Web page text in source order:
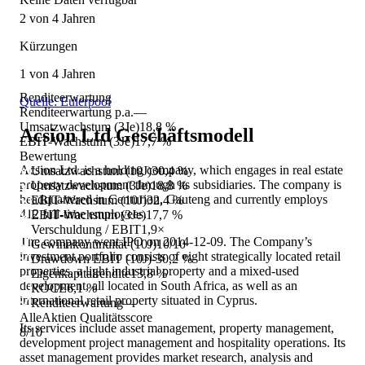
Renditeerwartung
Renditeerwartung p.a.—
Umsatzwachstum (3Je)18,8 %
EBIT-Wachstum (3Je)17,7 %
Bewertung
Umsatzwachstum (10J)30,4 %
Umsatzwachstum (3Je)18,8 %
EBIT-Wachstum (10J)32,4 %
EBIT-Wachstum (3Je)17,7 %
Verschuldung / EBIT1,9×
Gewinnkontinuität (10J)10/10
Drawdown EBIT (10J)-30,2 %
Eigenkapitalrendite13,8 %
ROCE6,1 %
Renditeerwartung—
AlleAktien Qualitätsscore
8/10
2 von 4 Jahren
Kürzungen
1 von 4 Jahren
Quelle: Eulerpool
Acsion LtdGeschäftsmodell
Acsion Ltd. is a holding company, which engages in real estate
property development through its subsidiaries. The company is
headquartered in Centurion, Gauteng and currently employs
412 full-time employees.
The company went IPO on 2014-12-09. The Company’s
investment portfolio consists of eight strategically located retail
properties, a light industrial property and a mixed-used
development, all located in South Africa, as well as an
international retail property situated in Cyprus.
Its services include asset management, property management,
development project management and hospitality operations. Its
asset management provides market research, analysis and